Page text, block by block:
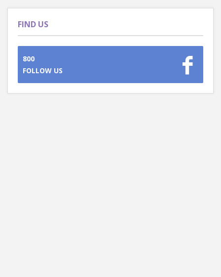
FIND US
800
FOLLOW US